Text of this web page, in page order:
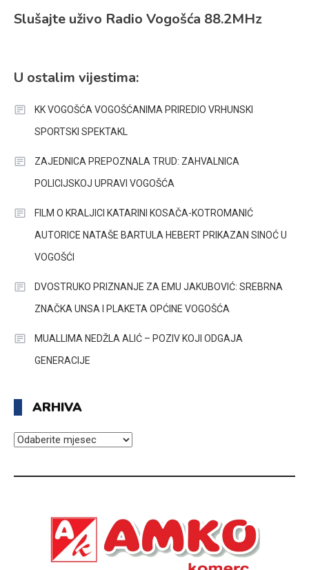
Slušajte uživo Radio Vogošća 88.2MHz
U ostalim vijestima:
KK VOGOŠĆA VOGOŠĆANIMA PRIREDIO VRHUNSKI
SPORTSKI SPEKTAKL
ZAJEDNICA PREPOZNALA TRUD: ZAHVALNICA
POLICIJSKOJ UPRAVI VOGOŠĆA
FILM O KRALJICI KATARINI KOSAČA-KOTROMANIĆ
AUTORICE NATAŠE BARTULA HEBERT PRIKAZAN SINOĆ U
VOGOŠĆI
DVOSTRUKO PRIZNANJE ZA EMU JAKUBOVIĆ: SREBRNA
ZNAČKA UNSA I PLAKETA OPĆINE VOGOŠĆA
MUALLIMA NEDŽLA ALIĆ – POZIV KOJI ODGAJA
GENERACIJE
ARHIVA
ARHIVA